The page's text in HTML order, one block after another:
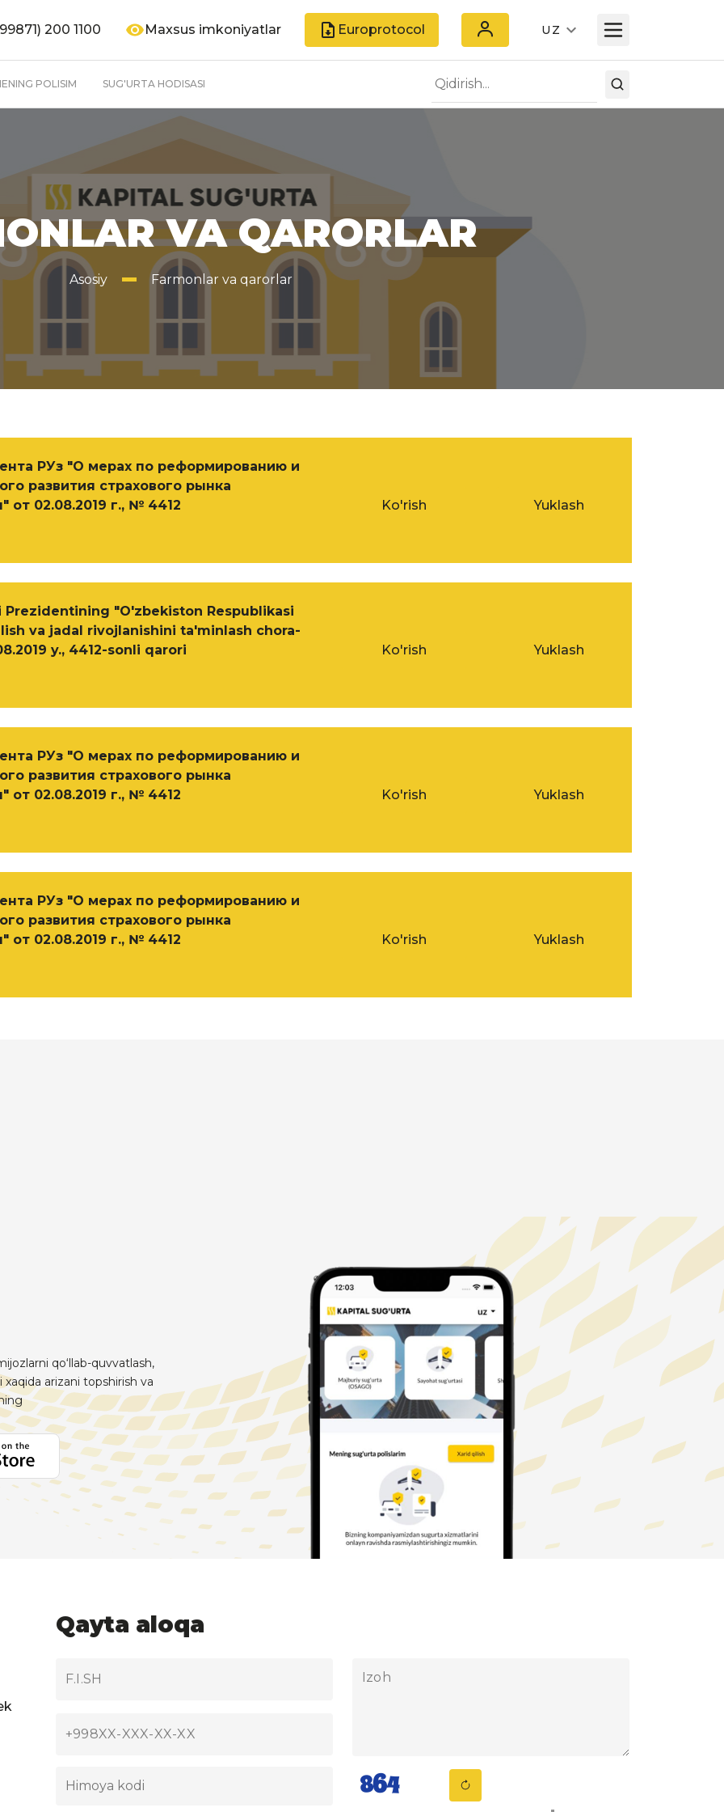
200 1100 Maxsus imkoniyatlar Europrotocol UZ
POLISIM SUG'URTA HODISASI
VA QARORLAR
Asosiy Farmonlar va qarorlar
РУз "О мерах по реформированию и
развития страхового рынка
от 02.08.2019 г., № 4412
Ko'rish Yuklash
Prezidentining "O'zbekiston Respublikasi
va jadal rivojlanishini ta'minlash chora-
y., 4412-sonli qarori
Ko'rish Yuklash
РУз "О мерах по реформированию и
развития страхового рынка
от 02.08.2019 г., № 4412
Ko'rish Yuklash
РУз "О мерах по реформированию и
развития страхового рынка
от 02.08.2019 г., № 4412
Ko'rish Yuklash
qo‘llab-quvvatlash,
xaqida arizani topshirish va
Qayta aloqa